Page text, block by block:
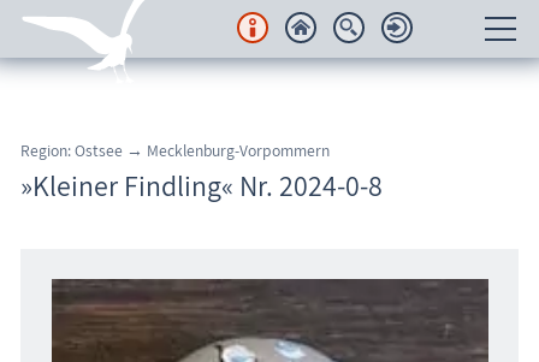
Regionales
Karten
Freizeit
Region: Ostsee → Mecklenburg-Vorpommern
»Kleiner Findling« Nr. 2024-0-8